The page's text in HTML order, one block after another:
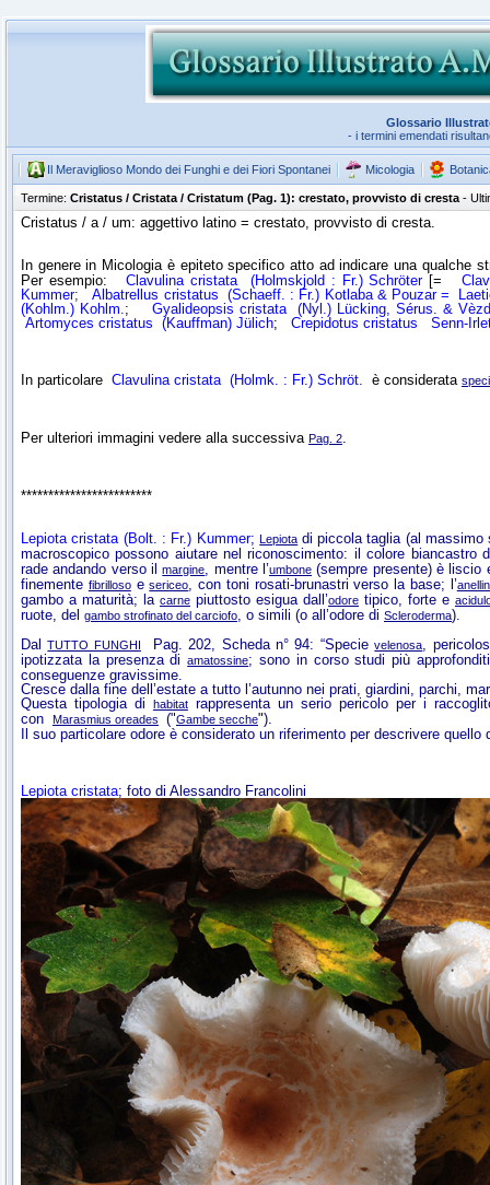
Glossario
- i termini emendati
Il Meraviglioso Mondo dei Funghi e dei Fiori Spontanei Micologia
Termine: Cristatus / Cristata / Cristatum (Pag. 1): crestato, provvisto di cresta -
Cristatus / a / um: aggettivo latino = crestato, provvisto di cresta.
In genere in Micologia è epiteto specifico atto ad indicare una qualche
Per esempio:Clavulina cristata (Holmskjold : Fr.) Schröter[=
Kummer;Albatrellus cristatus (Schaeff. : Fr.) Kotlaba & Pouzar =
(Kohlm.) Kohlm.; Gyalideopsis cristata (Nyl.) Lücking, Sérus. &
Artomyces cristatus (Kauffman) Jülich; Crepidotus cristatus Senn-
In particolare Clavulina cristata(Holmk. : Fr.) Schröt. è considerata
Per ulteriori immagini vedere alla successiva Pag. 2.
************************
Lepiota cristata(Bolt. : Fr.) Kummer;Lepiota di piccola taglia (al
macroscopico possono aiutare nel riconoscimento: il colore biancastro
rade andando verso ilmargine, mentre l’umbone (sempre presente) è
finemente fibrilloso esericeo, con toni rosati-brunastri verso la base; l’
gambo a maturità; la carne piuttosto esigua dall’odore tipico, forte e
ruote, del gambo strofinato del carciofo, o simili (o all’odore di Scleroderma).
DalTUTTO FUNGHI Pag. 202, Scheda n° 94: “Specievelenosa,
ipotizzata la presenza diamatossine; sono in corso studi più
conseguenze gravissime.
Cresce dalla fine dell’estate a tutto l’autunno nei prati, giardini, parchi,
Questa tipologia di
habitat rappresenta un serio pericolo per i
con
Marasmius oreades ("Gambe secche").
Il suo particolare odore è considerato un riferimento per descrivere
Lepiota cristata; foto di Alessandro Francolini